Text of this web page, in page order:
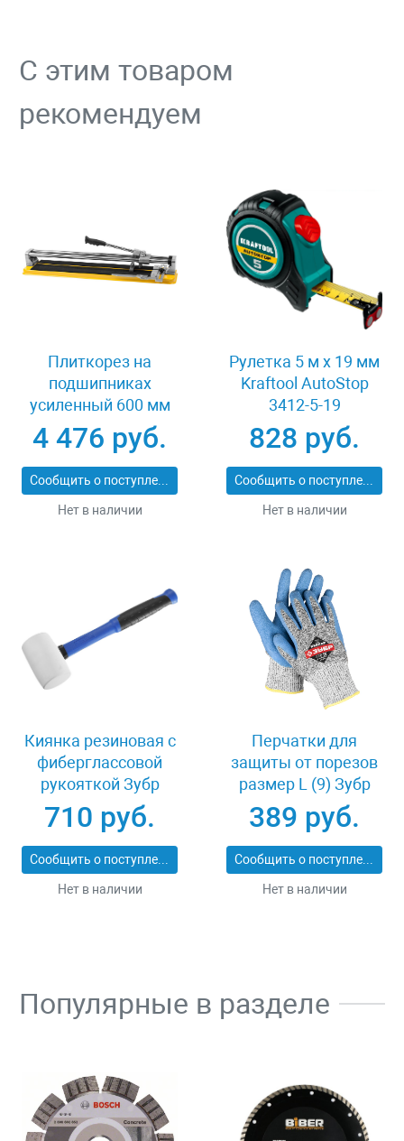
С этим товаром
рекомендуем
Плиткорез на
подшипниках
усиленный 600 мм
Stayer PROFI 3318-60
4 476 руб.
Сообщить о поступлении
Нет в наличии
Рулетка 5 м x 19 мм
Kraftool AutoStop
3412-5-19
828 руб.
Сообщить о поступлении
Нет в наличии
Киянка резиновая с
фиберглассовой
рукояткой Зубр
ПРОФИ 20531-
450_z02
710 руб.
Сообщить о поступлении
Нет в наличии
Перчатки для
защиты от порезов
размер L (9) Зубр
11277-L
389 руб.
Сообщить о поступлении
Нет в наличии
Популярные в разделе